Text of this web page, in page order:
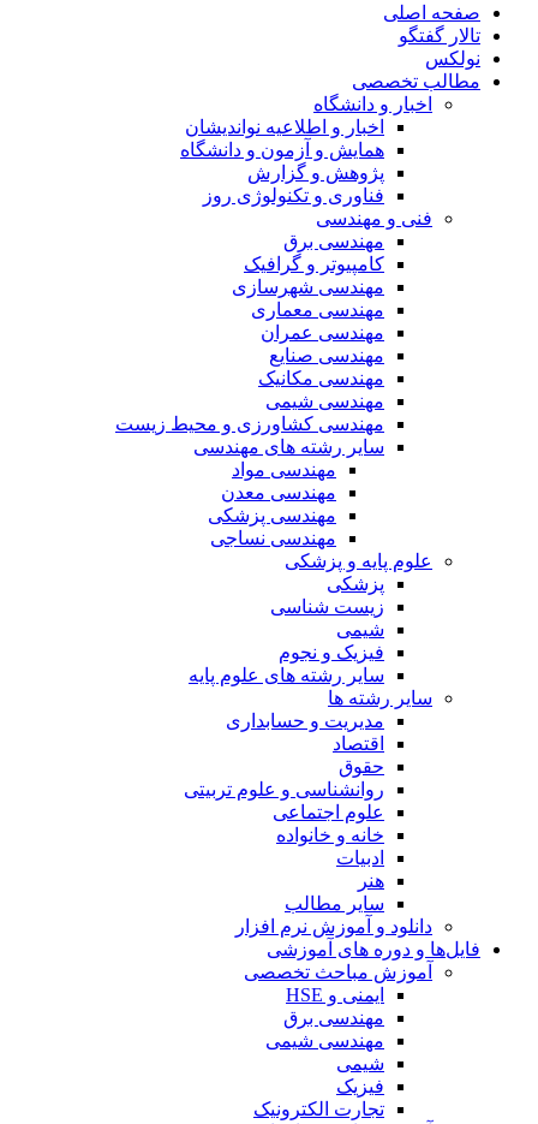
صفحه اصلی
تالار گفتگو
نولکس
مطالب تخصصی
اخبار و دانشگاه
اخبار و اطلاعیه نواندیشان
همایش و آزمون و دانشگاه
پژوهش و گزارش
فناوری و تکنولوژی روز
فنی و مهندسی
مهندسی برق
کامپیوتر و گرافیک
مهندسی شهرسازی
مهندسی معماری
مهندسی عمران
مهندسی صنایع
مهندسی مکانیک
مهندسی شیمی
مهندسی کشاورزی و محیط زیست
سایر رشته های مهندسی
مهندسی مواد
مهندسی معدن
مهندسی پزشکی
مهندسی نساجی
علوم پایه و پزشکی
پزشکی
زیست شناسی
شیمی
فیزیک و نجوم
سایر رشته های علوم پایه
سایر رشته ها
مدیریت و حسابداری
اقتصاد
حقوق
روانشناسی و علوم تربیتی
علوم اجتماعی
خانه و خانواده
ادبیات
هنر
سایر مطالب
دانلود و آموزش نرم افزار
فایل‌ها و دوره های آموزشی
آموزش مباحث تخصصی
ایمنی و HSE
مهندسی برق
مهندسی شیمی
شیمی
فیزیک
تجارت الکترونیک